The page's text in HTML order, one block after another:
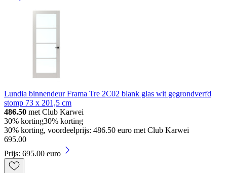
Lundia binnendeur Frama Tre 2C02 blank glas wit gegrondverfd
stomp 73 x 201,5 cm
486.50 met Club Karwei
30% korting30% korting
30% korting, voordeelprijs: 486.50 euro met Club Karwei
695.00
Prijs: 695.00 euro